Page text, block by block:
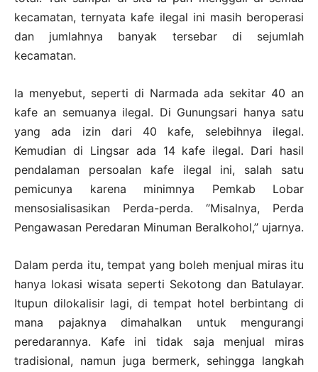
kecamatan, ternyata kafe ilegal ini masih beroperasi
dan jumlahnya banyak tersebar di sejumlah
kecamatan.
Ia menyebut, seperti di Narmada ada sekitar 40 an
kafe an semuanya ilegal. Di Gunungsari hanya satu
yang ada izin dari 40 kafe, selebihnya ilegal.
Kemudian di Lingsar ada 14 kafe ilegal. Dari hasil
pendalaman persoalan kafe ilegal ini, salah satu
pemicunya karena minimnya Pemkab Lobar
mensosialisasikan Perda-perda. ‘’Misalnya, Perda
Pengawasan Peredaran Minuman Beralkohol,’’ ujarnya.
Dalam perda itu, tempat yang boleh menjual miras itu
hanya lokasi wisata seperti Sekotong dan Batulayar.
Itupun dilokalisir lagi, di tempat hotel berbintang di
mana pajaknya dimahalkan untuk mengurangi
peredarannya. Kafe ini tidak saja menjual miras
tradisional, namun juga bermerk, sehingga langkah